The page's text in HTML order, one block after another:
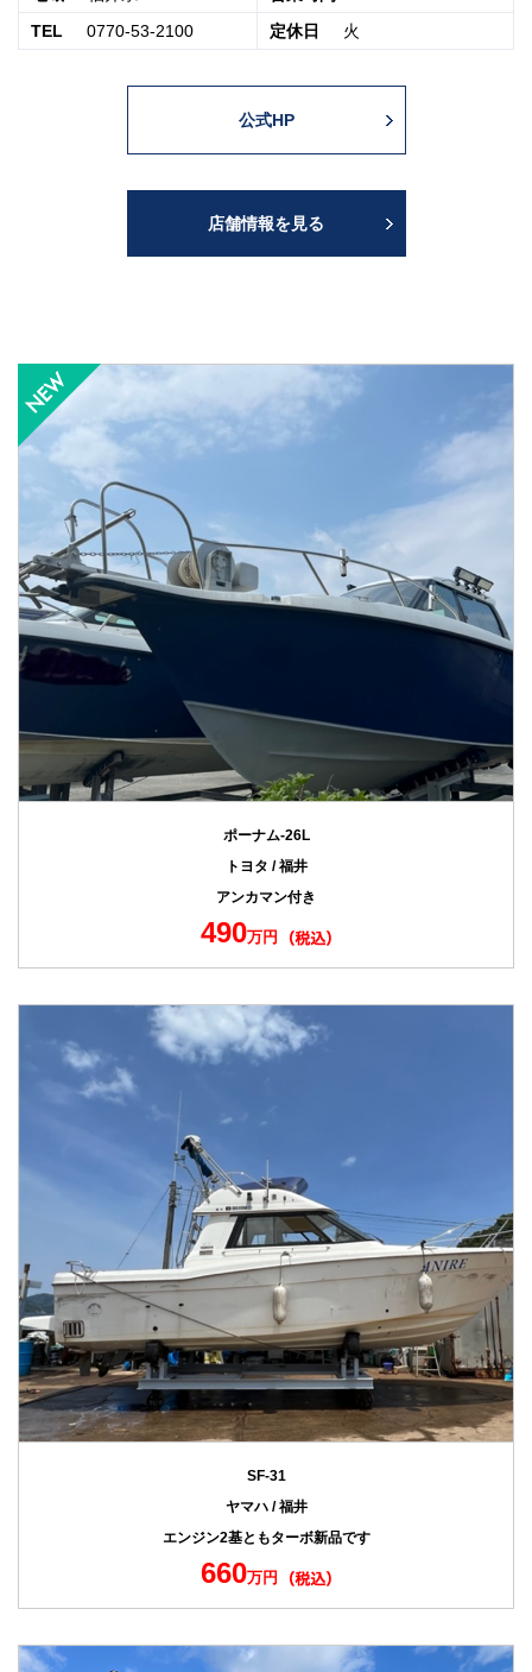
TEL
0770-53-2100 定休日 火
公式HP
店舗情報を見る
ポーナム-26L
トヨタ / 福井
アンカマン付き
490万円
SF-31
ヤマハ / 福井
エンジン2基ともターボ新品です
660万円